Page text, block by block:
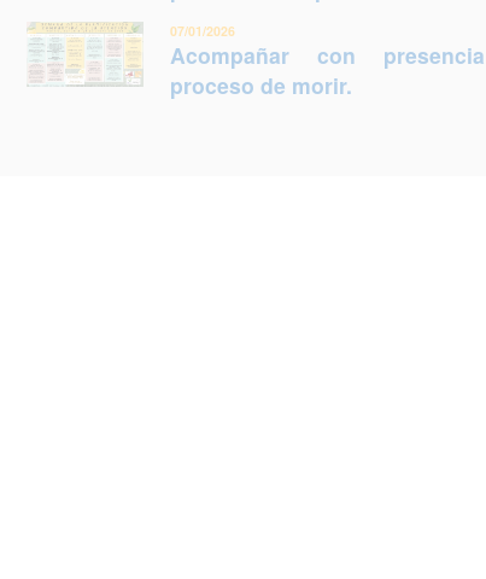
07/01/2026
Acompañar con
proceso de morir.